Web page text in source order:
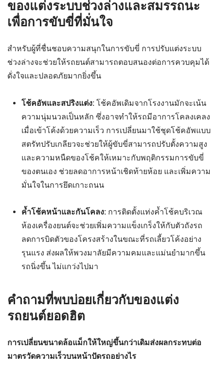
ของแต่งระบบช่วงล่างและสมรรถนะ
เพื่อการขับขี่ที่มั่นใจ
สำหรับผู้ที่ชื่นชอบความสนุกในการขับขี่ การปรับแต่งระบบ
ช่วงล่างจะช่วยให้รถยนต์สามารถตอบสนองต่อการควบคุมได้
ดั่งใจและปลอดภัยมากยิ่งขึ้น
โช้คอัพและสปริงแต่ง:โช้คอัพเดิมจากโรงงานมักจะเน้น
ความนุ่มนวลเป็นหลัก ซึ่งอาจทำให้รถมีอาการโคลงเคลง
เมื่อเข้าโค้งด้วยความเร็ว การเปลี่ยนมาใช้ชุดโช้คอัพแบบ
สตรัทปรับเกลียวจะช่วยให้ผู้ขับขี่สามารถปรับตั้งความสูง
และความหนืดของโช้คให้เหมาะกับพฤติกรรมการขับขี่
ของตนเอง ช่วยลดอาการหน้าเชิดท้ายห้อย และเพิ่มความ
มั่นใจในการยึดเกาะถนน
ค้ำโช้คหน้าและกันโคลง:การติดตั้งแท่งค้ำโช้คบริเวณ
ห้องเครื่องยนต์จะช่วยเพิ่มความแข็งเกร็งให้กับตัวถังรถ
ลดการบิดตัวของโครงสร้างในขณะที่รถเลี้ยวโค้งอย่าง
รุนแรง ส่งผลให้พวงมาลัยมีความคมและแม่นยำมากขึ้น
รถนิ่งขึ้น ไม่แกว่งไปมา
คำถามที่พบบ่อยเกี่ยวกับของแต่ง
รถยนต์ยอดฮิต
การเปลี่ยนขนาดล้อแม็กให้ใหญ่ขึ้นกว่าเดิมส่งผลกระทบต่อ
มาตรวัดความเร็วบนหน้าปัดรถอย่างไร